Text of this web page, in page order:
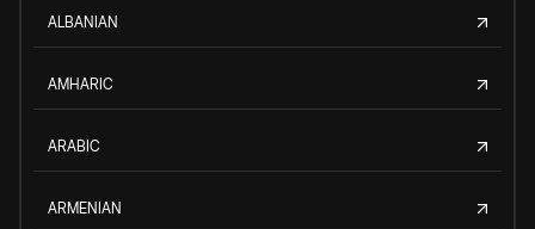
ALBANIAN
AMHARIC
ARABIC
ARMENIAN